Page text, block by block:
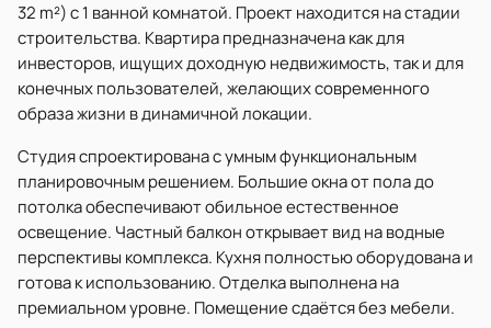
32 m²) с 1 ванной комнатой. Проект находится на стадии
строительства. Квартира предназначена как для
инвесторов, ищущих доходную недвижимость, так и для
конечных пользователей, желающих современного
образа жизни в динамичной локации.
Студия спроектирована с умным функциональным
планировочным решением. Большие окна от пола до
потолка обеспечивают обильное естественное
освещение. Частный балкон открывает вид на водные
перспективы комплекса. Кухня полностью оборудована и
готова к использованию. Отделка выполнена на
премиальном уровне. Помещение сдаётся без мебели.